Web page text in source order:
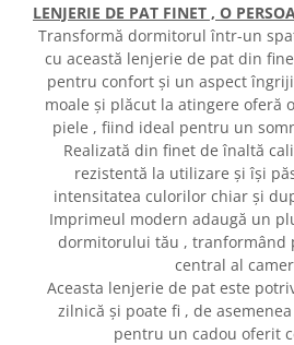
LENJERIE DE PAT FINET , O
Transformă dormitorul într-un
cu această lenjerie de pat din
pentru confort și un aspect
moale și plăcut la atingere oferă
piele , fiind ideal pentru un
Realizată din finet de înaltă
rezistentă la utilizare și își
intensitatea culorilor chiar și
Imprimeul modern adaugă un
dormitorului tău , tranformând
central al
Aceasta lenjerie de pat este
zilnică și poate fi , de
pentru un cadou oferit